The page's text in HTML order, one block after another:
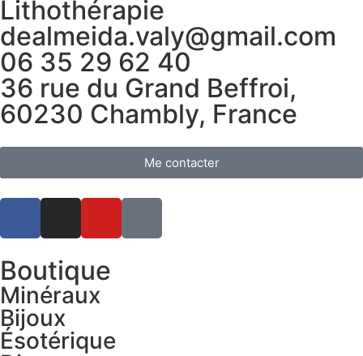
Lithothérapie
dealmeida.valy@gmail.com
06 35 29 62 40
36 rue du Grand Beffroi,
60230 Chambly, France
Me contacter
Boutique
Minéraux
Bijoux
Ésotérique